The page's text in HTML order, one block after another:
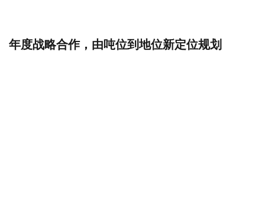
年度战略合作，由吨位到地位新定位规划